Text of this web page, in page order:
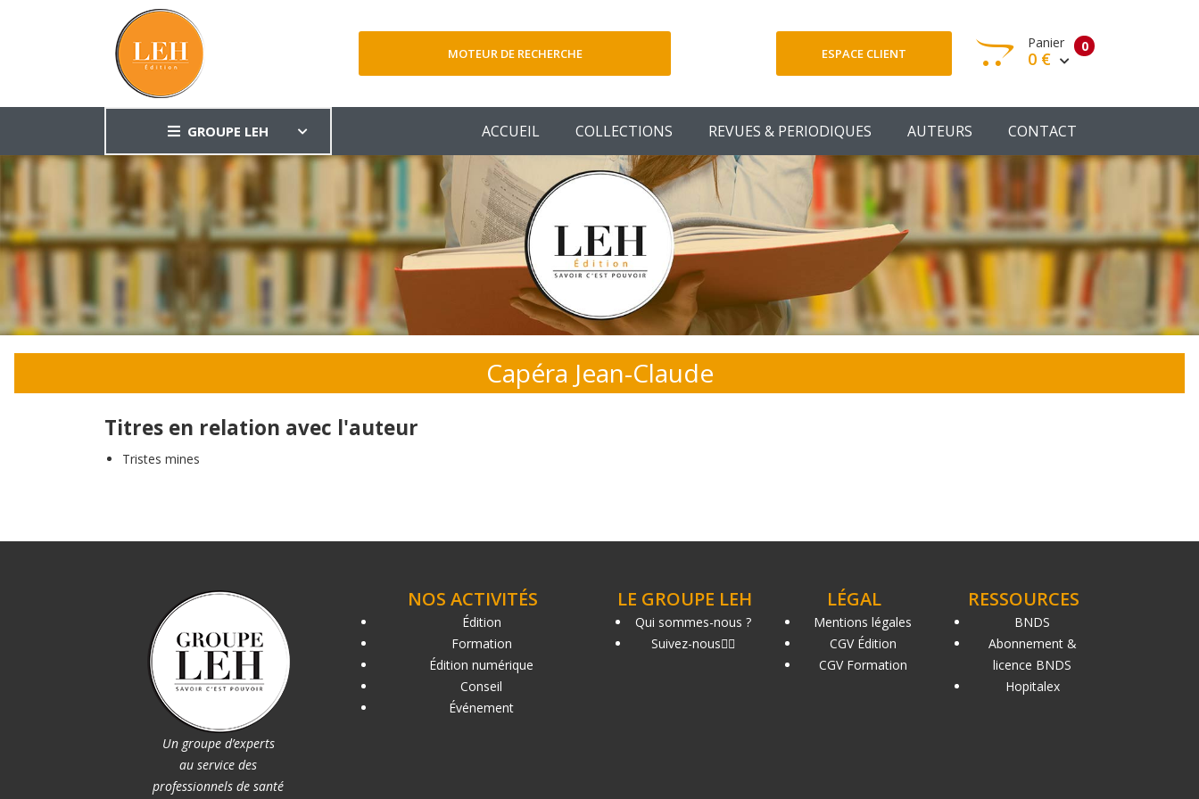
MOTEUR DE RECHERCHE ESPACE CLIENT 0
Panier
0 €
Votre panier est vide
Votre Panier
GROUPE LEH ACCUEIL COLLECTIONS REVUES & PERIODIQUES AUTEURS CONTACT
Capéra Jean-Claude
Titres en relation avec l'auteur
Tristes mines
Un groupe d’experts
au service des
professionnels de santé
NOS ACTIVITÉS
Édition
Formation
Édition numérique
Conseil
Événement
LE GROUPE LEH
Qui sommes-nous ?
Suivez-nous
LÉGAL
Mentions légales
CGV Édition
CGV Formation
RESSOURCES
BNDS
Abonnement &
licence BNDS
Hopitalex